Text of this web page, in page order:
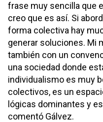
frase muy sencilla que
creo que es así. Si
forma colectiva hay
generar soluciones. Mi
también con un
una sociedad donde
individualismo es muy
colectivos, es un
lógicas dominantes y
comentó Gálvez.